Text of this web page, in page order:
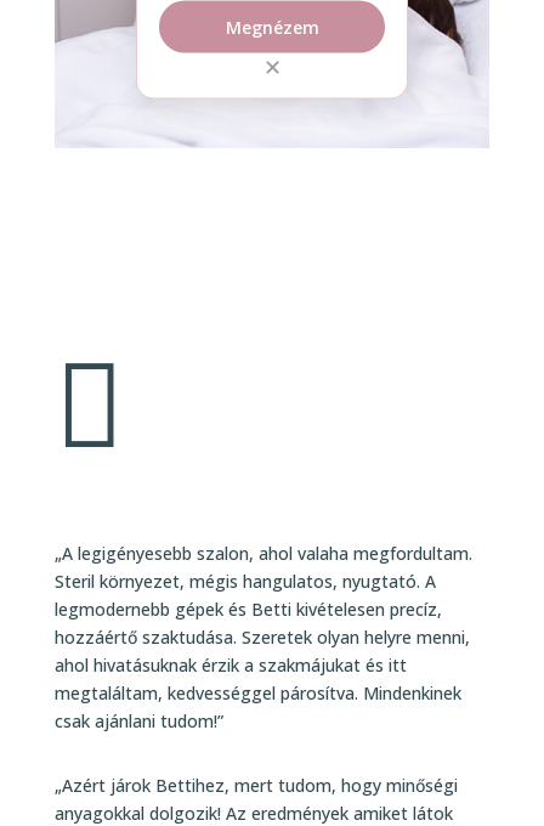

„A legigényesebb szalon, ahol valaha megfordultam.
Steril környezet, mégis hangulatos, nyugtató. A
legmodernebb gépek és Betti kivételesen precíz,
hozzáértő szaktudása. Szeretek olyan helyre menni,
ahol hivatásuknak érzik a szakmájukat és itt
megtaláltam, kedvességgel párosítva. Mindenkinek
csak ajánlani tudom!”
„Azért járok Bettihez, mert tudom, hogy minőségi
anyagokkal dolgozik! Az eredmények amiket látok
Megnézem
✕